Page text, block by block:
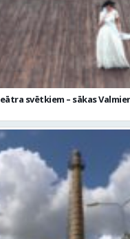
svētkiem – sākas